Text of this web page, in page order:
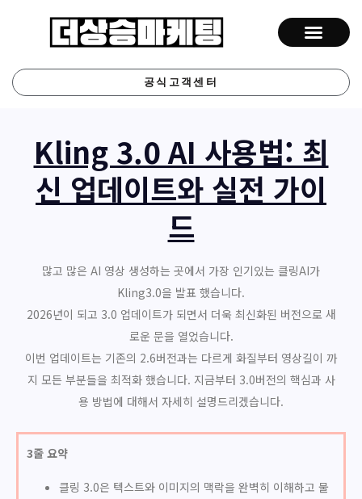
공식고객센터
Kling 3.0 AI 사용법: 최
신 업데이트와 실전 가이
드
많고 많은 AI 영상 생성하는 곳에서 가장 인기있는 클링AI가
Kling3.0을 발표 했습니다.
2026년이 되고 3.0 업데이트가 되면서 더욱 최신화된 버전으로 새
로운 문을 열었습니다.
이번 업데이트는 기존의 2.6버전과는 다르게 화질부터 영상길이 까
지 모든 부분들을 최적화 했습니다. 지금부터 3.0버전의 핵심과 사
용 방법에 대해서 자세히 설명드리겠습니다.
3줄 요약
클링 3.0은 텍스트와 이미지의 맥락을 완벽히 이해하고 물